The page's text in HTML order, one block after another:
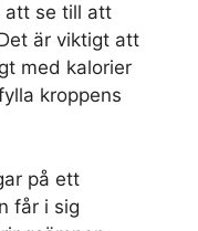
att se till att
är viktigt att
med kalorier
kroppens
på ett
får i sig